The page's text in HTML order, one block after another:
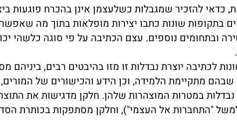
כדאי להזכיר שמגבלות כשלעצמן אינן בהכרח פוגעות
בתקופות שונות כתבו יצירות מופלאות בתוך מה
ובתחומים נוספים. עצם הכתיבה על פי סוגה כלשהי
לכתיבה יוצרת נבדלות זו מזו בהיבטים רבים, ביניהם
מתקיימת הלמידה, וכן הידע והכישורים של
במטרות המוצהרות שלהן. חלקן מדגישות את
"התחברות אל העצמי"), וחלקן מסתפקות בכותרת